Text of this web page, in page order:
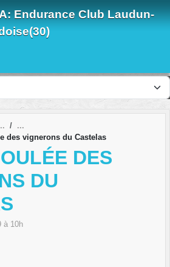
Endurance Club Laudun-
des vignerons du Castelas
DES
DU
à 10h
cookies